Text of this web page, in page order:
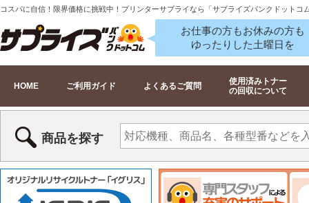
コスパに自信！限界価格に挑戦中！プリンターサプライなら「サプライズバンクドットコ
お仕事の方もお休みの方も
ゆったりした土曜日を
HOME ご利用ガイド よくあるご質問
使用済みトナー
の回収について
商品を探す